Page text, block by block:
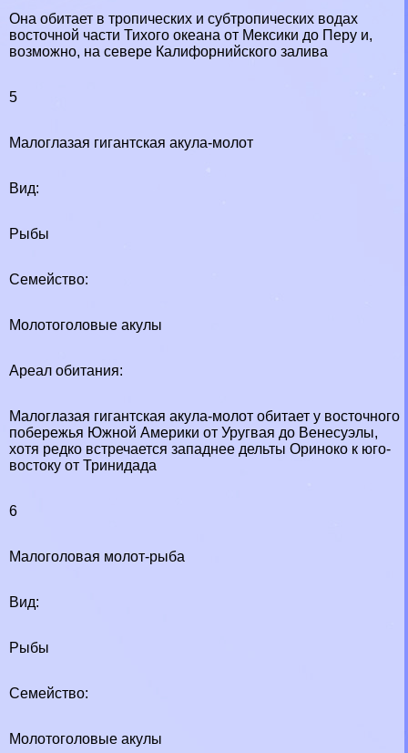
Она обитает в тропических и субтропических водах
восточной части Тихого океана от Мексики до Перу и,
возможно, на севере Калифорнийского залива
5
Малоглазая гигантская акула-молот
Вид:
Рыбы
Семейство:
Молотоголовые акулы
Ареал обитания:
Малоглазая гигантская акула-молот обитает у восточного
побережья Южной Америки от Уругвая до Венесуэлы,
хотя редко встречается западнее дельты Ориноко к юго-
востоку от Тринидада
6
Малоголовая молот-рыба
Вид:
Рыбы
Семейство:
Молотоголовые акулы